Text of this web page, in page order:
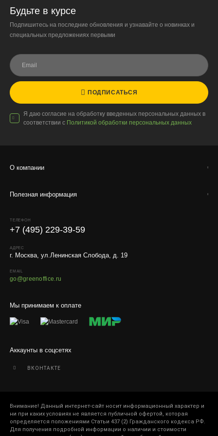
Надёжность
сохранность растений.
Стоимость доставки до вашего города зависит от тарифов ТК,
Условия
грунты.
Отправляем кашпо, горшки, инвентарь и
Будьте в курсе
Подпишитесь на последние обновления и узнавайте о новинках и
специальных предложениях первыми
ПОДПИСАТЬСЯ
Я даю согласие на обработку введенных персональных данных в
соответствии с Политикой обработки персональных данных
О компании
Полезная информация
Мы принимаем к оплате
Аккаунты в соцсетях
ВКОНТАКТЕ
ТЕЛЕФОН
+7 (495) 229-39-59
АДРЕС
г. Москва, ул.Ленинская Слобода, д. 19
EMAIL
go@greenoffice.ru
Внимание! Данный интернет-сайт носит информационный характер и
ни при каких условиях не является публичной офертой, которая
определяется положениями Статьи 437 (2) Гражданского кодекса РФ.
Для получения подробной информации о наличии и стоимости